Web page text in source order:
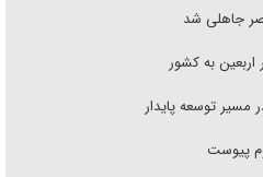
جاهلی شد
مسیر توسعه پایدار
پیوست